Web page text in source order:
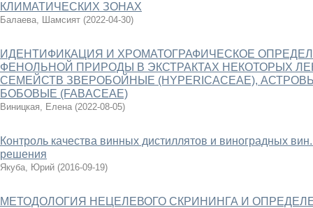
КЛИМАТИЧЕСКИХ ЗОНАХ
Балаева, Шамсият (2022-04-30)
ИДЕНТИФИКАЦИЯ И ХРОМАТОГРАФИЧЕСКОЕ
ФЕНОЛЬНОЙ ПРИРОДЫ В ЭКСТРАКТАХ НЕКОТОРЫХ
СЕМЕЙСТВ ЗВЕРОБОЙНЫЕ (HYPERICACEAE),
БОБОВЫЕ (FABACEAE)
Виницкая, Елена (2022-08-05)
Контроль качества винных дистиллятов и виноградных
решения
Якуба, Юрий (2016-09-19)
МЕТОДОЛОГИЯ НЕЦЕЛЕВОГО СКРИНИНГА И